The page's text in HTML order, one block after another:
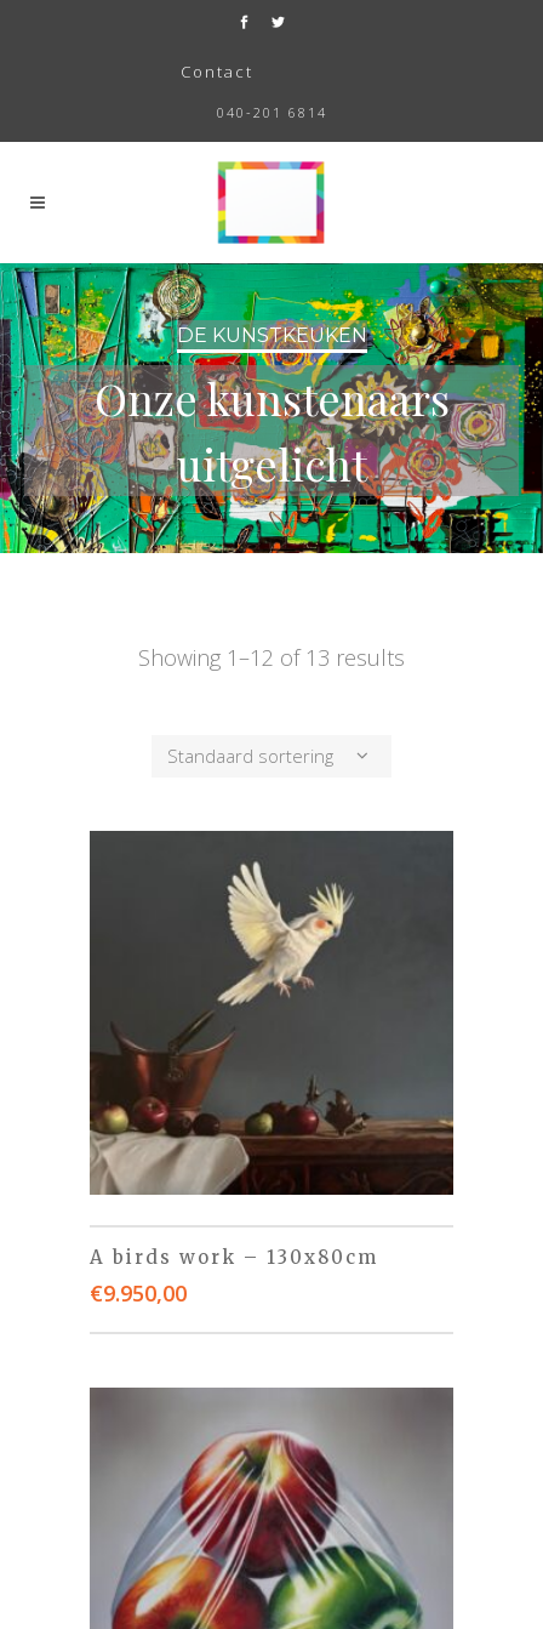
Contact
040-201 6814
DE KUNSTKEUKEN
Onze kunstenaars
uitgelicht
Showing 1–12 of 13 results
Standaard sortering
A birds work – 130x80cm
€9.950,00